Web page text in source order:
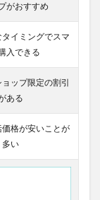
がおすすめ
イミングでスマ
入できる
ップ限定の割引
ある
格が安いことが
多い